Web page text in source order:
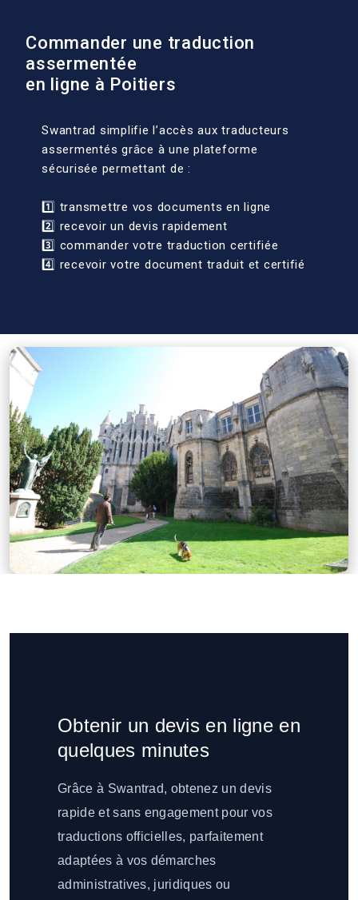
Commander une traduction
assermentée
en ligne à Poitiers
Swantrad simplifie l’accès aux traducteurs
assermentés grâce à une plateforme
sécurisée permettant de :
1️⃣ transmettre vos documents en ligne
2️⃣ recevoir un devis rapidement
3️⃣ commander votre traduction certifiée
4️⃣ recevoir votre document traduit et certifié
Obtenir un devis en ligne en
quelques minutes
Grâce à Swantrad, obtenez un devis
rapide et sans engagement pour vos
traductions officielles, parfaitement
adaptées à vos démarches
administratives, juridiques ou